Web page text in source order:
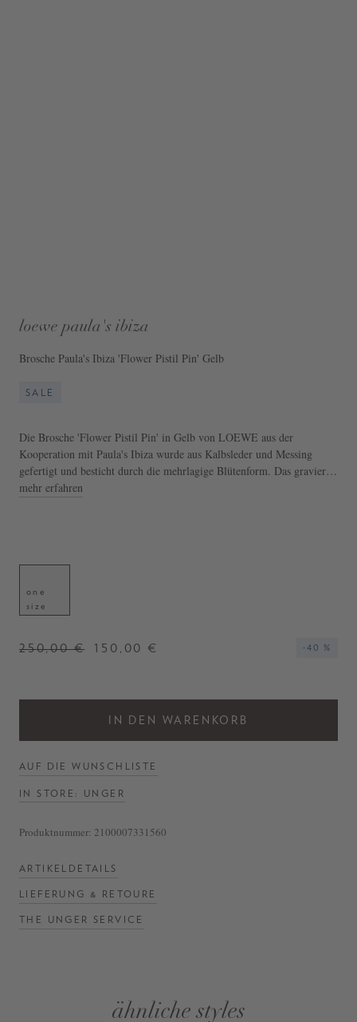
loewe paula's ibiza
Brosche Paula's Ibiza 'Flower Pistil Pin' Gelb
SALE
Die Brosche 'Flower Pistil Pin' in Gelb von LOEWE aus der
Kooperation mit Paula's Ibiza wurde aus Kalbsleder und Messing
gefertigt und besticht durch die mehrlagige Blütenform. Das gravierte
Anagram sowie die Möglichkeit zur Befestigung an Taschen und
mehr erfahren
one
size
250,00 € 150,00 € -40 %
IN DEN WARENKORB
AUF DIE WUNSCHLISTE
IN STORE: UNGER
Produktnummer: 2100007331560
ARTIKELDETAILS
LIEFERUNG & RETOURE
THE UNGER SERVICE
ähnliche styles